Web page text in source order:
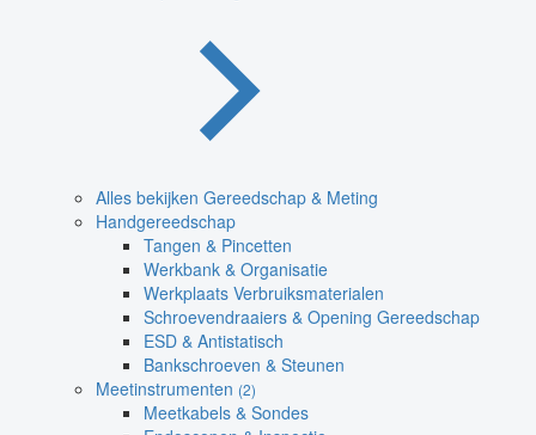
Alles bekijken Gereedschap & Meting
Handgereedschap
Tangen & Pincetten
Werkbank & Organisatie
Werkplaats Verbruiksmaterialen
Schroevendraaiers & Opening Gereedschap
ESD & Antistatisch
Bankschroeven & Steunen
Meetinstrumenten (2)
Meetkabels & Sondes